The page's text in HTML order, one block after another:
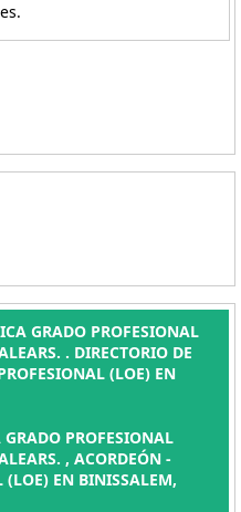
GRADO PROFESIONAL
. DIRECTORIO DE
(LOE) EN
PROFESIONAL
, ACORDEÓN -
(LOE) EN BINISSALEM,